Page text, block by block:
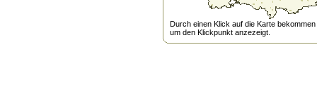
Durch einen Klick auf die Karte
um den Klickpunkt anzezeigt.